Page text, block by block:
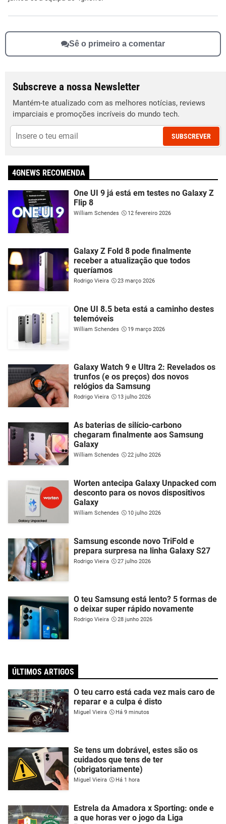
Sê o primeiro a comentar
Subscreve a nossa Newsletter
Mantém-te atualizado com as melhores notícias, reviews
imparciais e promoções incríveis do mundo tech.
SUBSCREVER
4GNEWS RECOMENDA
One UI 9 já está em testes no Galaxy Z
Flip 8
William Schendes 12 fevereiro 2026
Galaxy Z Fold 8 pode finalmente
receber a atualização que todos
queríamos
Rodrigo Vieira 23 março 2026
One UI 8.5 beta está a caminho destes
telemóveis
William Schendes 19 março 2026
Galaxy Watch 9 e Ultra 2: Revelados os
trunfos (e os preços) dos novos
relógios da Samsung
Rodrigo Vieira 13 julho 2026
As baterias de silício-carbono
chegaram finalmente aos Samsung
Galaxy
William Schendes 22 julho 2026
Worten antecipa Galaxy Unpacked com
desconto para os novos dispositivos
Galaxy
William Schendes 10 julho 2026
Samsung esconde novo TriFold e
prepara surpresa na linha Galaxy S27
Rodrigo Vieira 27 julho 2026
O teu Samsung está lento? 5 formas de
o deixar super rápido novamente
Rodrigo Vieira 28 junho 2026
ÚLTIMOS ARTIGOS
O teu carro está cada vez mais caro de
reparar e a culpa é disto
Miguel Vieira Há 9 minutos
Se tens um dobrável, estes são os
cuidados que tens de ter
(obrigatoriamente)
Miguel Vieira Há 1 hora
Estrela da Amadora x Sporting: onde e
a que horas ver o jogo da Liga